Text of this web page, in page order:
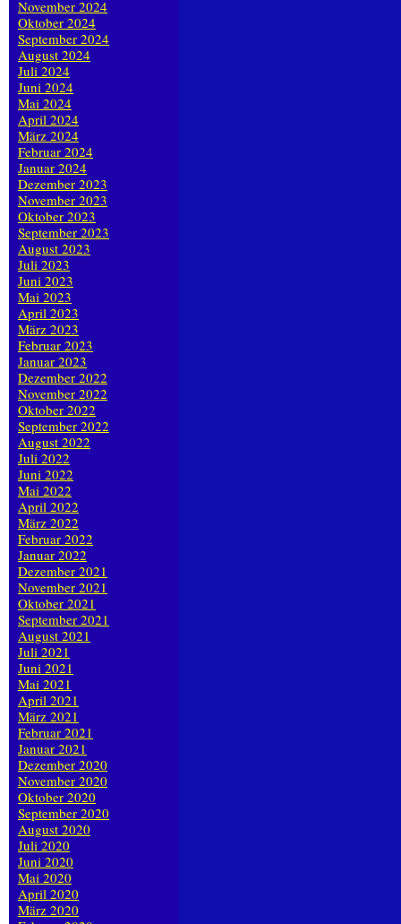
November 2024
Oktober 2024
September 2024
August 2024
Juli 2024
Juni 2024
Mai 2024
April 2024
März 2024
Februar 2024
Januar 2024
Dezember 2023
November 2023
Oktober 2023
September 2023
August 2023
Juli 2023
Juni 2023
Mai 2023
April 2023
März 2023
Februar 2023
Januar 2023
Dezember 2022
November 2022
Oktober 2022
September 2022
August 2022
Juli 2022
Juni 2022
Mai 2022
April 2022
März 2022
Februar 2022
Januar 2022
Dezember 2021
November 2021
Oktober 2021
September 2021
August 2021
Juli 2021
Juni 2021
Mai 2021
April 2021
März 2021
Februar 2021
Januar 2021
Dezember 2020
November 2020
Oktober 2020
September 2020
August 2020
Juli 2020
Juni 2020
Mai 2020
April 2020
März 2020